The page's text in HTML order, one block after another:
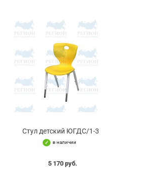
Стул детский ЮГДС/1-3
в наличии
5 170 руб.